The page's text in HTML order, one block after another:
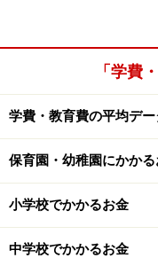
「学費
学費・教育費の平均デー
保育園・幼稚園にかか
小学校でかかるお金
中学校でかかるお金